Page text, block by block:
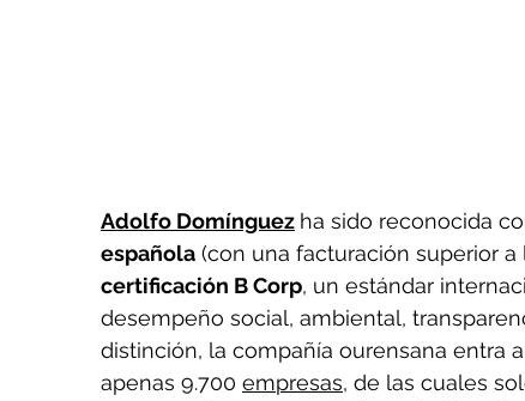
Adolfo Domínguez ha sido reconocida
española (con una facturación superior
certificación B Corp, un estándar
desempeño social, ambiental,
distinción, la compañía ourensana entra
apenas 9.700 empresas, de las cuales